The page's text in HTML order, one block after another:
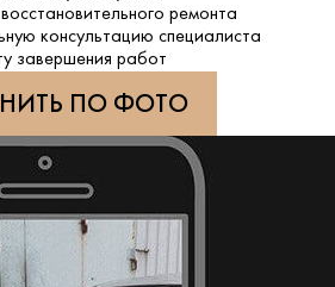
ремонта
консультацию специалиста
завершения работ
ПО ФОТО